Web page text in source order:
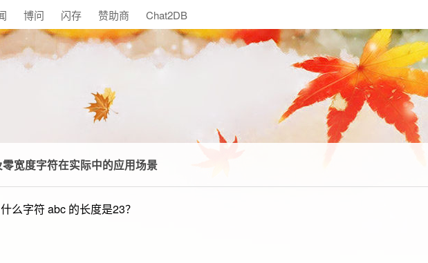
博问 闪存 赞助商 Chat2DB
宽度字符在实际中的应用场景
字符 abc 的长度是23？